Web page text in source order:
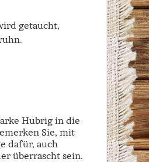
getaucht,
Hubrig in die
Sie, mit
dafür, auch
überrascht sein.